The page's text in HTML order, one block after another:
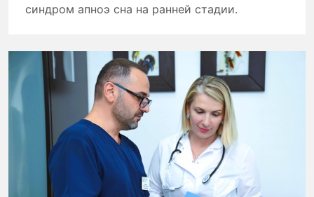
синдром апноэ сна на ранней стадии.